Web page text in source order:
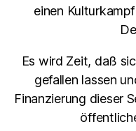
einen
Es wird Zeit, daß
gefallen lassen
Finanzierung dieser